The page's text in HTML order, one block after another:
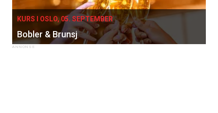
KURS I OSLO, 05. SEPTEMBER
Bobler & Brunsj